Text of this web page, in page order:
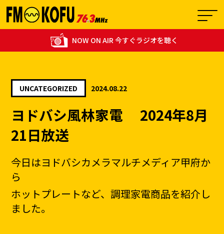
12:00 - 15:00
【生放送】THE！カオリン！ パーソナ
NOW ON AIR 今すぐラジオを聴く
UNCATEGORIZED 2024.08.22
ヨドバシ風林家電 2024年8月
21日放送
今日はヨドバシカメラマルチメディア甲府か
ら
ホットプレートなど、調理家電商品を紹介し
ました。